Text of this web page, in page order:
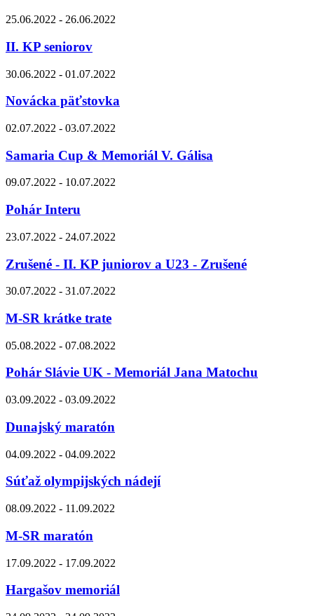
25.06.2022 - 26.06.2022
II. KP seniorov
30.06.2022 - 01.07.2022
Novácka päťstovka
02.07.2022 - 03.07.2022
Samaria Cup & Memoriál V. Gálisa
09.07.2022 - 10.07.2022
Pohár Interu
23.07.2022 - 24.07.2022
Zrušené - II. KP juniorov a U23 - Zrušené
30.07.2022 - 31.07.2022
M-SR krátke trate
05.08.2022 - 07.08.2022
Pohár Slávie UK - Memoriál Jana Matochu
03.09.2022 - 03.09.2022
Dunajský maratón
04.09.2022 - 04.09.2022
Súťaž olympijských nádejí
08.09.2022 - 11.09.2022
M-SR maratón
17.09.2022 - 17.09.2022
Hargašov memoriál